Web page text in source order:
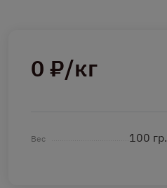
0 ₽/кг
Вес 100 гр.